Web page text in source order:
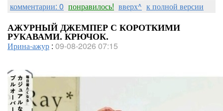
комментарии: 0 понравилось! вверх^ к полной версии
АЖУРНЫЙ ДЖЕМПЕР С КОРОТКИМИ
РУКАВАМИ. КРЮЧОК.
Ирина-ажур : 09-08-2026 07:15